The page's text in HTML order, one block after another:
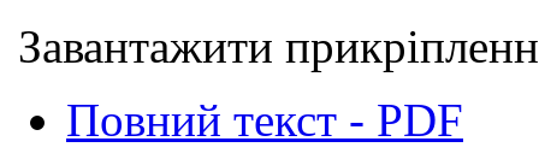
Завантажити
Повний текст - PDF